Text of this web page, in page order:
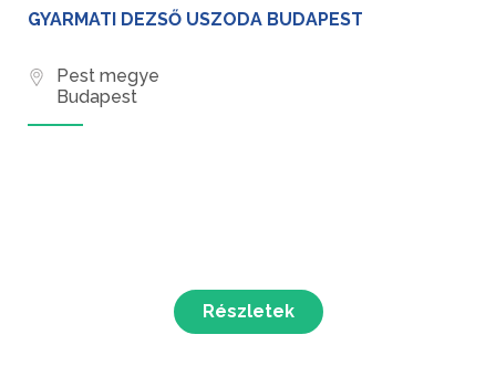
GYARMATI DEZSŐ USZODA BUDAPEST
Pest megye
Budapest
Részletek